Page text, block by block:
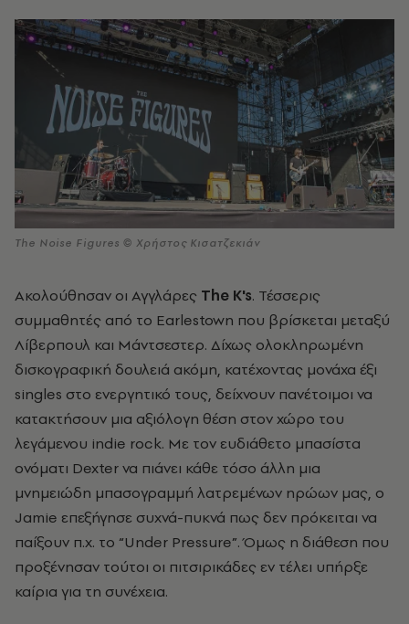
The Noise Figures © Χρήστος Κισατζεκιάν
Ακολούθησαν οι Αγγλάρες The K's. Τέσσερις
συμμαθητές από το Earlestown που βρίσκεται μεταξύ
Λίβερπουλ και Μάντσεστερ. Δίχως ολοκληρωμένη
δισκογραφική δουλειά ακόμη, κατέχοντας μονάχα έξι
singles στο ενεργητικό τους, δείχνουν πανέτοιμοι να
κατακτήσουν μια αξιόλογη θέση στον χώρο του
λεγάμενου indie rock. Με τον ευδιάθετο μπασίστα
ονόματι Dexter να πιάνει κάθε τόσο άλλη μια
μνημειώδη μπασογραμμή λατρεμένων ηρώων μας, o
Jamie επεξήγησε συχνά-πυκνά πως δεν πρόκειται να
παίξουν π.χ. το “Under Pressure”. Όμως η διάθεση που
προξένησαν τούτοι οι πιτσιρικάδες εν τέλει υπήρξε
καίρια για τη συνέχεια.